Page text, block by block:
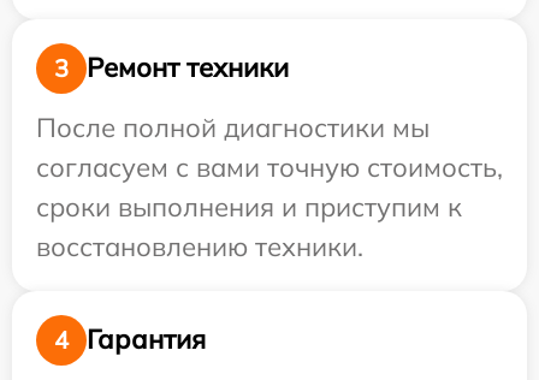
3
Ремонт техники
После полной диагностики мы
согласуем с вами точную стоимость,
сроки выполнения и приступим к
восстановлению техники.
4
Гарантия